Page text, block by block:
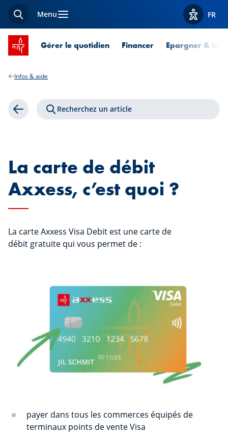
Recherche
Menu Afficher
FR
Accueil SPUERKEESS
Gérer le quotidien Financer Epargner &
Infos & aide
Retour Recherchez un article
La carte de débit
Axxess, c’est quoi ?
La carte Axxess Visa Debit est une carte de
débit gratuite qui vous permet de :
payer dans tous les commerces équipés de
terminaux points de vente Visa